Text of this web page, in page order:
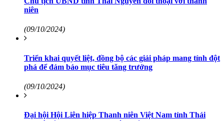
niên
(09/10/2024)
Triển khai quyết liệt, đồng bộ các giải pháp mang tính đột
phá để đảm bảo mục tiêu tăng trưởng
(09/10/2024)
Đại hội Hội Liên hiệp Thanh niên Việt Nam tỉnh Thái